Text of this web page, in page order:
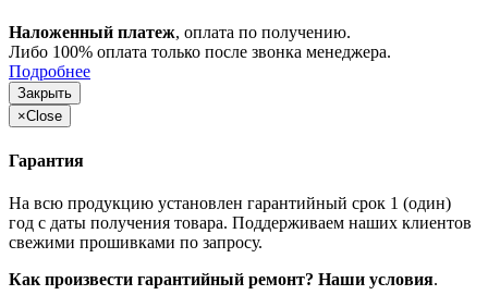
Наложенный платеж, оплата по получению.
Либо 100% оплата только после звонка менеджера.
Подробнее
Закрыть
×Close
Гарантия
На всю продукцию установлен гарантийный срок 1 (один)
год с даты получения товара. Поддерживаем наших клиентов
свежими прошивками по запросу.
Как произвести гарантийный ремонт? Наши условия.